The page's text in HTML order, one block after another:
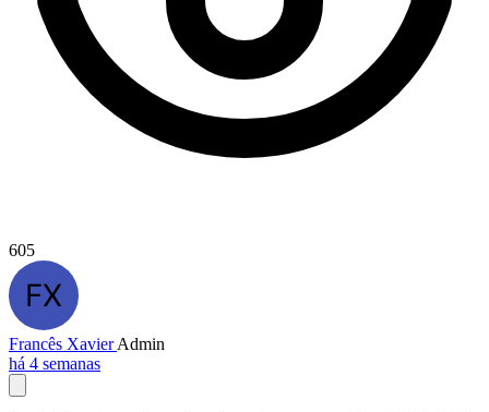
605
Francês XavierAdmin
há 4 semanas